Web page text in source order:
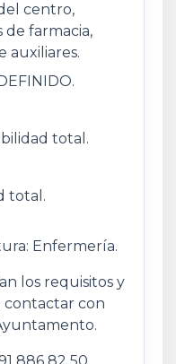
centro,
de farmacia,
auxiliares.
total.
total.
Enfermería.
los requisitos y
contactar con